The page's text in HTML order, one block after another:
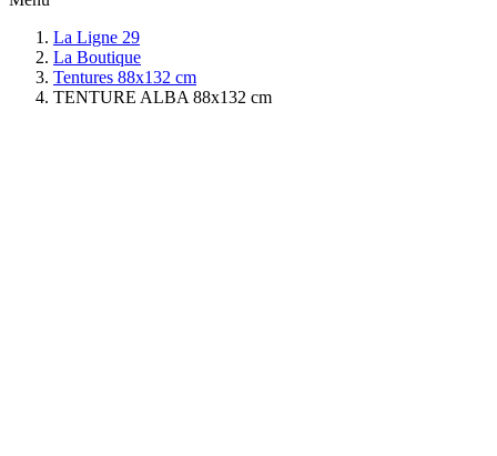
La Ligne 29
La Boutique
Tentures 88x132 cm
TENTURE ALBA 88x132 cm